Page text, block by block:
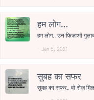
हम लोग...
हम लोग.. उन फिज़ाओं
Jan 5, 2021
सुबह का सफर
सुबह का सफर.. वो रोज़